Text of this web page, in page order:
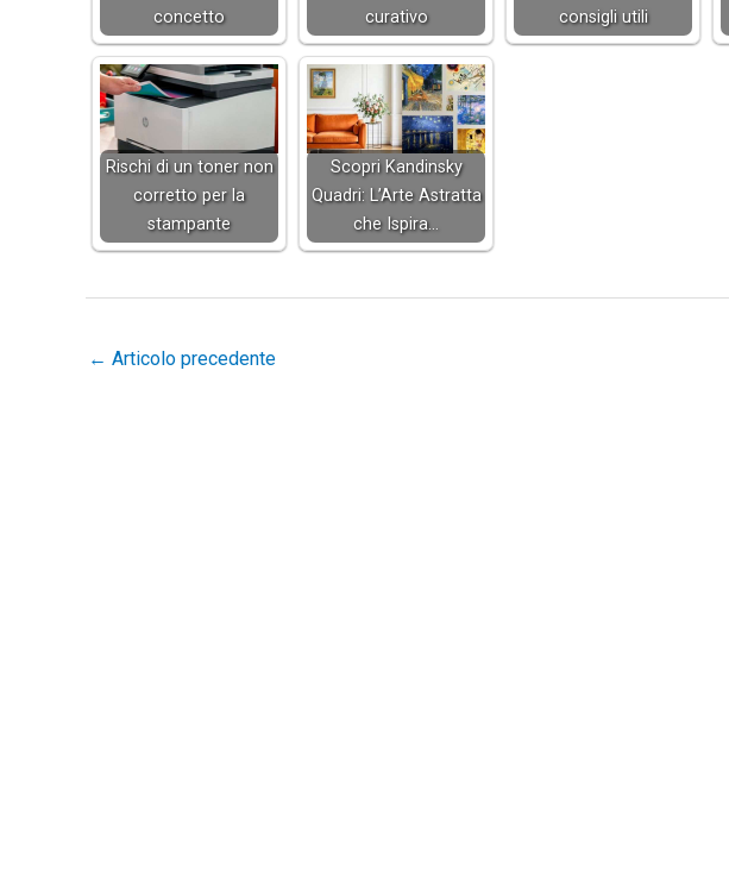
concetto
curativo
consigli utili
Rischi di un toner non
corretto per la
stampante
Scopri Kandinsky
Quadri: L’Arte Astratta
che Ispira…
← Articolo precedente